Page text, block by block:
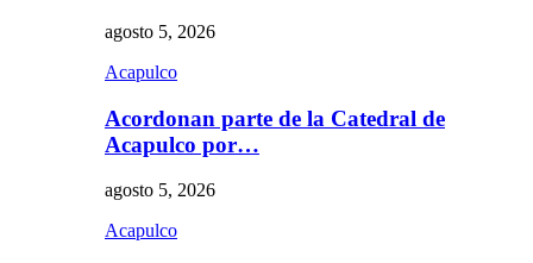
agosto 5, 2026
Acapulco
Acordonan parte de la Catedral de
Acapulco por…
agosto 5, 2026
Acapulco